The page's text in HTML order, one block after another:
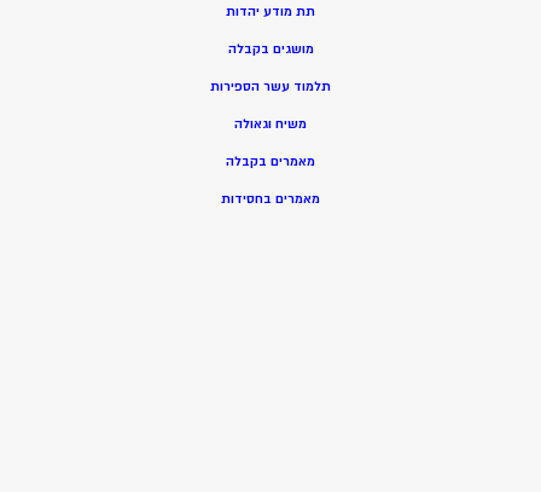
תת מודע יהדות
מושגים בקבלה
תלמוד עשר הספירות
משיח וגאולה
מאמרים בקבלה
מאמרים בחסידות